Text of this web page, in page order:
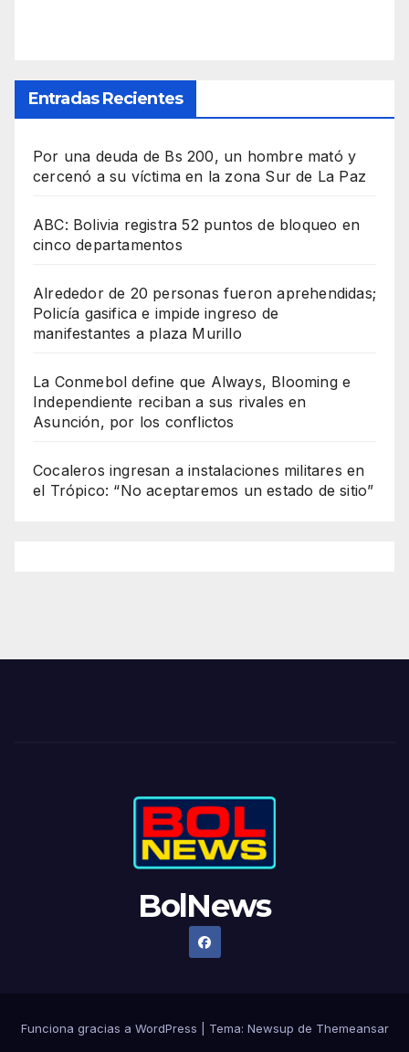
Entradas Recientes
Por una deuda de Bs 200, un hombre mató y
cercenó a su víctima en la zona Sur de La Paz
ABC: Bolivia registra 52 puntos de bloqueo en
cinco departamentos
Alrededor de 20 personas fueron aprehendidas;
Policía gasifica e impide ingreso de
manifestantes a plaza Murillo
La Conmebol define que Always, Blooming e
Independiente reciban a sus rivales en
Asunción, por los conflictos
Cocaleros ingresan a instalaciones militares en
el Trópico: “No aceptaremos un estado de sitio”
BolNews
Funciona gracias a WordPress Tema: Newsup de Themeansar